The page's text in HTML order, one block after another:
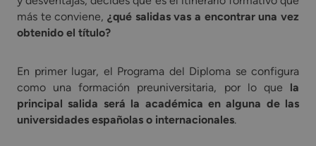
más te conviene, ¿qué salidas vas a encontrar una vez
obtenido el título?
En primer lugar, el Programa del Diploma se configura
como una formación preuniversitaria, por lo que la
principal salida será la académica en alguna de las
universidades españolas o internacionales.